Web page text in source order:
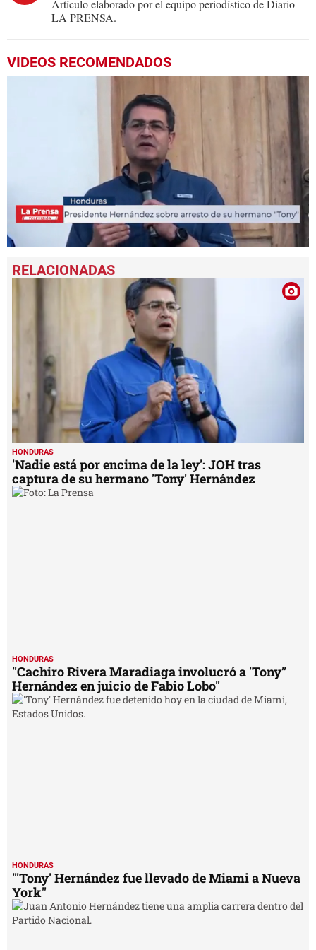
Artículo elaborado por el equipo periodístico de Diario
LA PRENSA.
VIDEOS RECOMENDADOS
seconds
of
HONDURAS
'Nadie está por encima de la ley': JOH tras
captura de su hermano 'Tony' Hernández
HONDURAS
"Cachiro Rivera Maradiaga involucró a 'Tony”
Hernández en juicio de Fabio Lobo"
HONDURAS
"'Tony' Hernández fue llevado de Miami a Nueva
York"